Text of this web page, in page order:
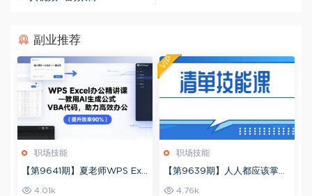
副业推荐
职场技能
【第9641期】夏老师WPS Exc
el办公精讲课，教用AI生成公
4.01k
职场技能
【第9639期】人人都应该掌握
的清单术
4.76k
VIP